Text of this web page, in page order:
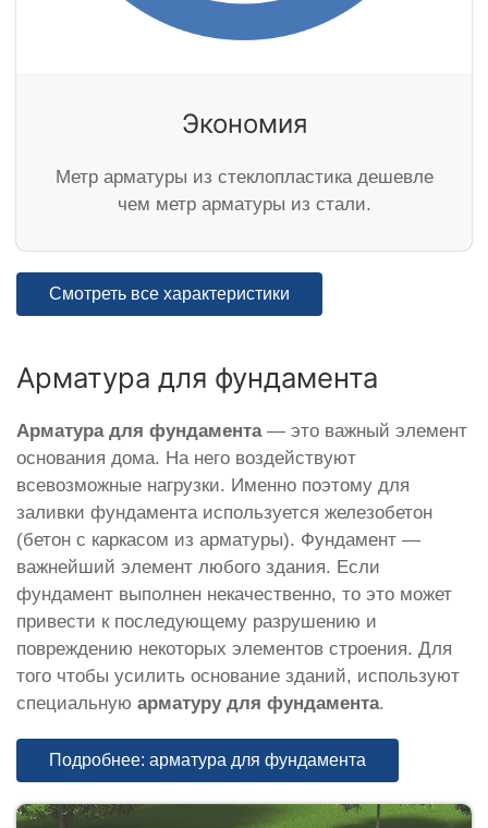
Экономия
Метр арматуры из стеклопластика дешевле
чем метр арматуры из стали.
Смотреть все характеристики
Арматура для фундамента
Арматура для фундамента— это важный элемент
основания дома. На него воздействуют
всевозможные нагрузки. Именно поэтому для
заливки фундамента используется железобетон
(бетон с каркасом из арматуры). Фундамент —
важнейший элемент любого здания. Если
фундамент выполнен некачественно, то это может
привести к последующему разрушению и
повреждению некоторых элементов строения. Для
того чтобы усилить основание зданий, используют
специальную арматуру для фундамента.
Подробнее: арматура для фундамента